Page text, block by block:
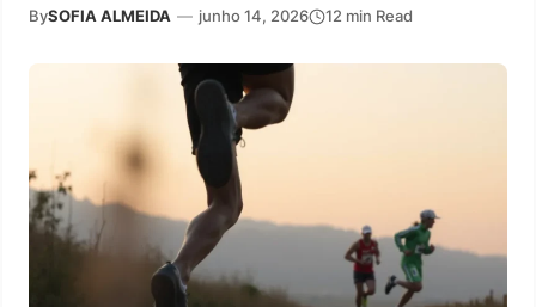
BySOFIA ALMEIDA — junho 14, 2026 12 min Read